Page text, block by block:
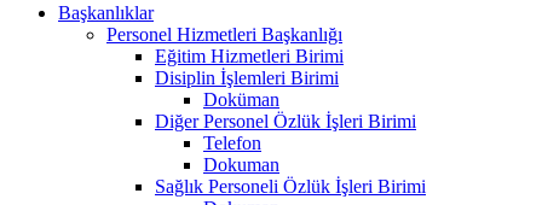
Başkanlıklar
Personel Hizmetleri Başkanlığı
Eğitim Hizmetleri Birimi
Disiplin İşlemleri Birimi
Doküman
Diğer Personel Özlük İşleri Birimi
Telefon
Dokuman
Sağlık Personeli Özlük İşleri Birimi